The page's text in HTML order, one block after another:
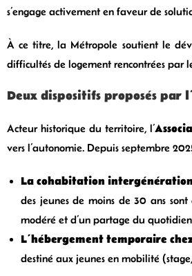
s’engage activement en faveur de
À ce titre, la Métropole soutient le
difficultés de logement rencontrées par
Deux dispositifs proposés par
Acteur historique du territoire, l’
vers l’autonomie. Depuis septembre
La cohabitation
des jeunes de moins de 30 ans
modéré et d’un partage du
L’hébergement temporaire
destiné aux jeunes en mobilité